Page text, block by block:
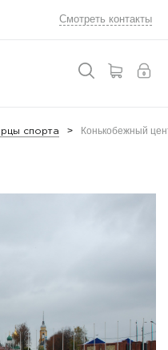
Смотреть контакты
спорта Конькобежный